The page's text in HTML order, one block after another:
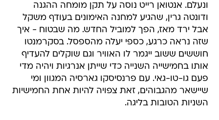
אבל ירד מאז, הפך למוביל החדש. מה שבטוח - איך
שזה נראה כרגע, כספי יעלה מהספסל. בסקרמנטו
חוששים ששוב ייגמר לו האוויר וגם שוקלים להעדיף
אותו בחמישייה השנייה כדי שייתן אנרגיות ויהיה מדי
פעם גו-טו-גאי. עם פרנסיסקו גארסיה המגוון ומי
שיישאר מהגבוהים, זאת צפויה להיות אחת החמישיות
השניות הטובות בליגה.
לאחר שמתפזר העשן, עושה רושם שנבנתה